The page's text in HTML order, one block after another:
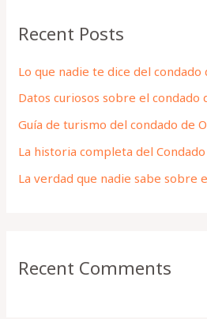
c
f
o
r
:
Recent Posts
Lo que nadie te dice del condado
Datos curiosos sobre el condado
Guía de turismo del condado de
La historia completa del
La verdad que nadie sabe sobre
Recent Comments